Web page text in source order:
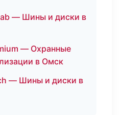
— Шины и диски в
— Охранные
в Омск
— Шины и диски в